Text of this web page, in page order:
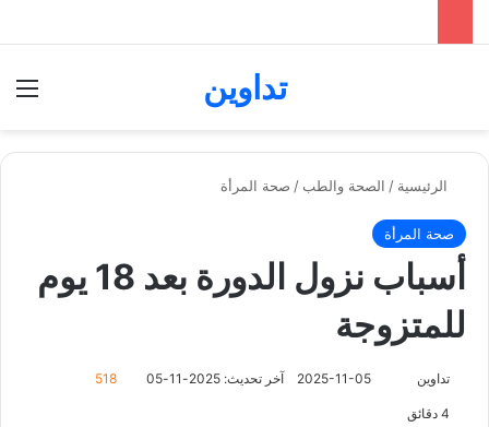
تداوين
الرئيسية / الصحة والطب / صحة المرأة
صحة المرأة
أسباب نزول الدورة بعد 18 يوم
للمتزوجة
تداوين 2025-11-05 آخر تحديث: 2025-11-05 518